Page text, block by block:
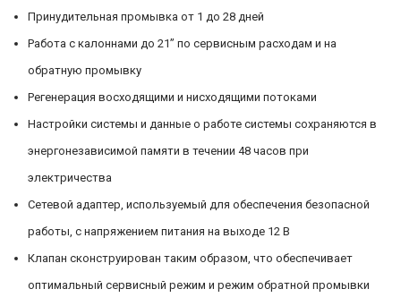
Принудительная промывка от 1 до 28 дней
Работа с калоннами до 21” по сервисным расходам и на
обратную промывку
Регенерация восходящими и нисходящими потоками
Настройки системы и данные о работе системы сохраняются в
энергонезависимой памяти в течении 48 часов при
электричества
Сетевой адаптер, используемый для обеспечения безопасной
работы, с напряжением питания на выходе 12 В
Клапан сконструирован таким образом, что обеспечивает
оптимальный сервисный режим и режим обратной промывки